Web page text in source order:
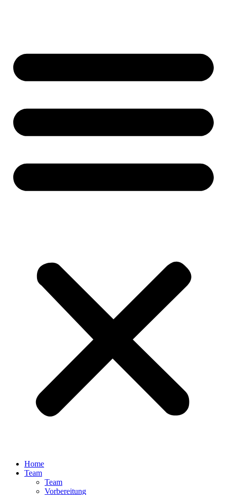
Home
Team
Team
Vorbereitung